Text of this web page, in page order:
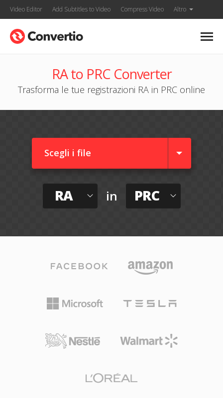
Video Editor Add Subtitles to Video Compress Video Altro
RA to PRC Converter
Trasforma le tue registrazioni RA in PRC online
Scegli i file
RA in PRC